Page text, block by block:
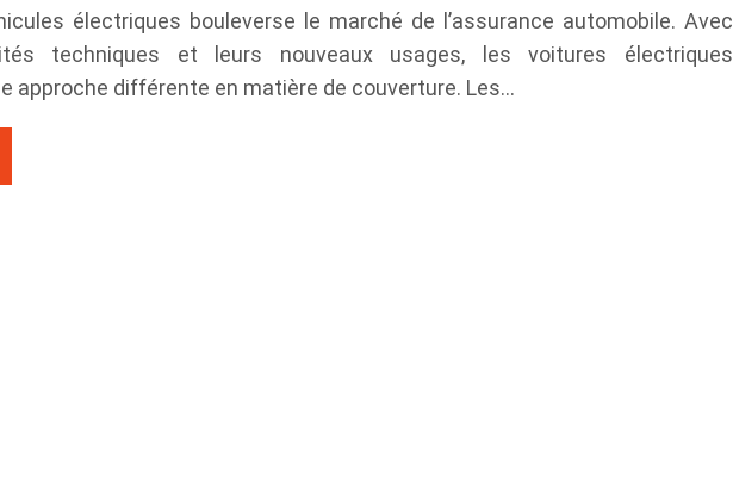
électriques bouleverse le marché de l’assurance automobile. Avec
techniques et leurs nouveaux usages, les voitures électriques
approche différente en matière de couverture. Les…